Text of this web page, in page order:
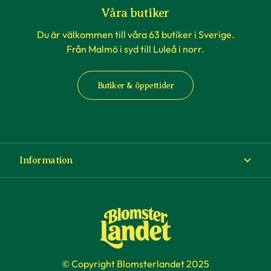
Våra butiker
Du är välkommen till våra 63 butiker i Sverige.
Från Malmö i syd till Luleå i norr.
Butiker & öppettider
Information
Köp- och leveransvillkor
© Copyright Blomsterlandet 2025